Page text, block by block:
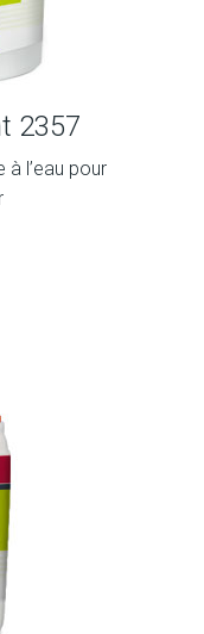
2357
à l’eau pour